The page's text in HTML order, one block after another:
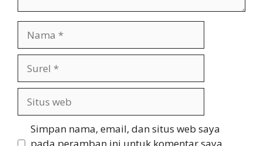
web
Simpan nama, email, dan situs web saya